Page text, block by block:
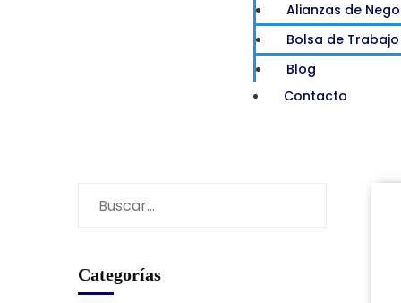
Alianzas de
Bolsa de Trabajo
Blog
Contacto
Categorías